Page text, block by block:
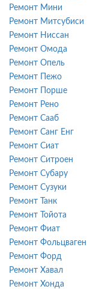
Ремонт Мини
Ремонт Митсубиси
Ремонт Ниссан
Ремонт Омода
Ремонт Опель
Ремонт Пежо
Ремонт Порше
Ремонт Рено
Ремонт Сааб
Ремонт Санг Енг
Ремонт Сиат
Ремонт Ситроен
Ремонт Субару
Ремонт Сузуки
Ремонт Танк
Ремонт Тойота
Ремонт Фиат
Ремонт Фольцваген
Ремонт Форд
Ремонт Хавал
Ремонт Хонда